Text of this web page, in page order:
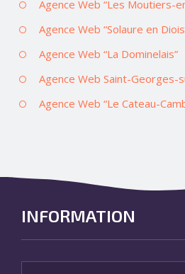
Agence Web “Les Moutiers-
Agence Web “Solaure en
Agence Web “La Dominelais”
Agence Web Saint-Georges-
Agence Web “Le Cateau-
INFORMATION